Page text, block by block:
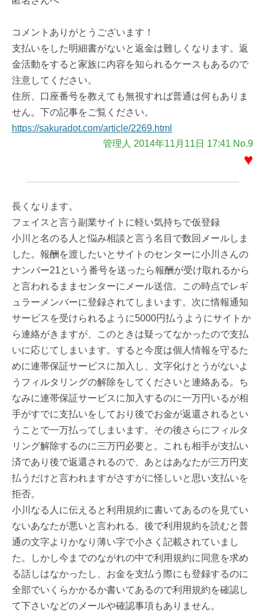
コメントありがとうございます！
支払いをした明細書がないと返金は難しくなります。返
金活動をすると家族に内容を知られるケースもあるので
注意してください。
住所、口座番号を教えても無視すれば普通は何もありま
せん。下の記事をご覧ください。
https://sakuradot.com/article/2269.html
管理人 2014年11月11日 17:41 No.9
♥
長くなります。
フェイスと言う副業サイトに軽い気持ちで仮登録
小川と名のる人と悩み相談と言う名目で数回メールしま
した。報酬を渡したいとサイトのセンターに小川さんの
ナンバー21という番号を送ったら報酬が受け取れるから
と言われるままセンターにメール送信。この時点でレギ
ュラーメンバーに登録されてしまいます。次に情報通知
サービスを受けられるように5000円払うようにサイトか
ら連絡がきますが、このときは疑ってなかったので支払
いに応じてしまいます。すると今度は個人情報を守るた
めに連帯保証サービスに加入し、文字化けとうがないよ
うフィルタリングの解除をしてくださいと連絡ある。ち
なみに連帯保証サービスに加入するのに一万円いるが相
手がすでに支払いをしており後でお金が返還されるとい
うことで一万払ってしまいます。その後さらにフィルタ
リング解除するのに三万円必要と。これも相手が支払い
済であり後で返還されるので、あとはあなたが三万円支
払うだけと言われますがさすがに怪しいと思い支払いを
拒否。
小川なる人に伝えると利用規約に書いてあるのを見てい
ないあなたが悪いと言われる。後で利用規約を読むと普
通の文字よりかなり薄い字で小さく記載されていまし
た。しかし今までのながれの中で利用規約に同意を求め
る話しはなかったし、お金を支払う際にも登録するのに
全部でいくらかかるか書いてあるので利用規約を確認し
て下さいなどのメールや確認事項もありません。